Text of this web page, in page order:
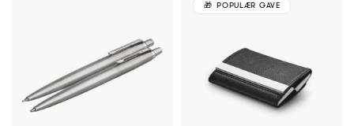
POPULÆR GAVE